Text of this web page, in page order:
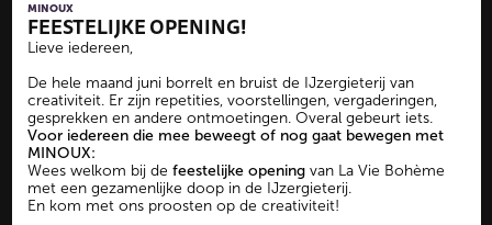
MINOUX
FEESTELIJKE OPENING!
Lieve iedereen,
De hele maand juni borrelt en bruist de IJzergieterij van
creativiteit. Er zijn repetities, voorstellingen, vergaderingen,
gesprekken en andere ontmoetingen. Overal gebeurt iets.
Voor iedereen die mee beweegt of nog gaat bewegen met
MINOUX:
Wees welkom bij de feestelijke opening van La Vie Bohème
met een gezamenlijke doop in de IJzergieterij.
En kom met ons proosten op de creativiteit!